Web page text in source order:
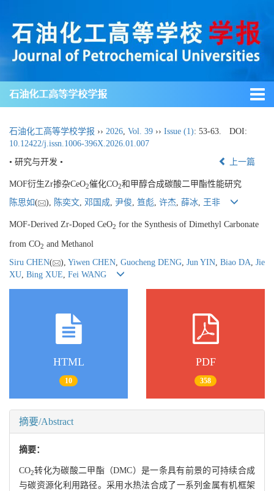
石油化工高等学校学报
石油化工高等学校学报 ›› 2026 Vol. 39 ›› Issue (1): 53-63.
DOI:
10.12422/j.issn.1006-396X.2026.01.007
• 研究与开发 •
上一篇
MOF衍生Zr掺杂CeO2催化CO2和甲醇合成碳酸二甲酯性能研究
陈思如( ), 陈奕文, 邓国成, 尹俊, 笪彪, 许杰, 薛冰, 王非
MOF-Derived Zr-Doped CeO2 for the Synthesis of Dimethyl Carbonate
from CO2 and Methanol
Siru CHEN( ), Yiwen CHEN, Guocheng DENG, Jun YIN, Biao DA, Jie
XU, Bing XUE, Fei WANG
HTML
10
PDF
358
摘要/Abstract
摘要：
CO2转化为碳酸二甲酯（DMC）是一条具有前景的可持续合成
与碳资源化利用路径。采用水热法合成了一系列金属有机框架